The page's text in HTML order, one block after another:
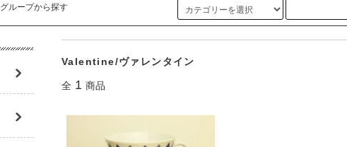
グループから探す
ホーム > Valentine/ヴァレンタイン
Valentine/ヴァレンタイン
全 1 商品